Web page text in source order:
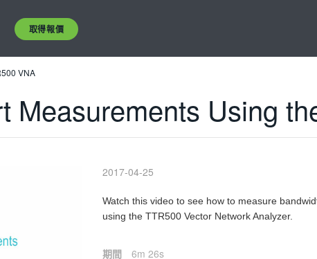
取得報價
VNA
Measurements Using
2017-04-25
Watch this video to see how to measure
using the TTR500 Vector Network Analyzer.
期間 6m 26s